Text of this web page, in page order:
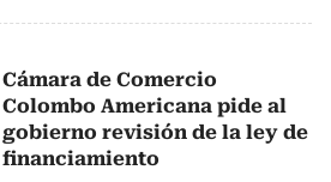
Cámara de Comercio
Colombo Americana pide al
gobierno revisión de la ley de
financiamiento